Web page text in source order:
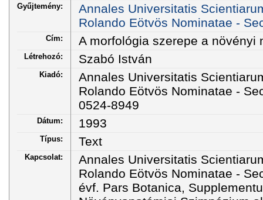
Gyűjtemény:
Annales Universitatis
Rolando Eötvös Nominatae -
Cím: A morfológia szerepe a növényi
Létrehozó: Szabó István
Kiadó:
Annales Universitatis
Rolando Eötvös Nominatae -
0524-8949
Dátum: 1993
Típus: Text
Kapcsolat:
Annales Universitatis
Rolando Eötvös Nominatae -
évf. Pars Botanica,